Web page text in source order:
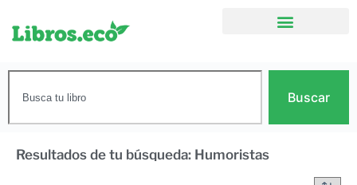
Buscar
Resultados de tu búsqueda: Humoristas